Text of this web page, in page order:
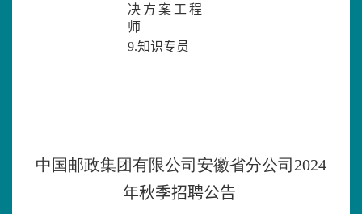
决方案工程
师
9.知识专员
中国邮政集团有限公司安徽省分公司 2024
年秋季招聘公告